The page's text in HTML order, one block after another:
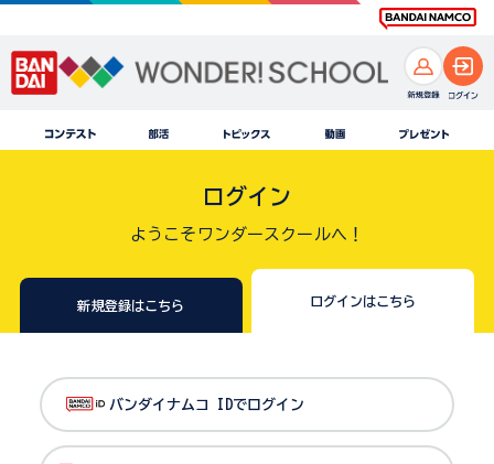
ログイン
ようこそワンダースクールへ！
新規登録はこちら ログインはこちら
バンダイナムコ IDでログイン